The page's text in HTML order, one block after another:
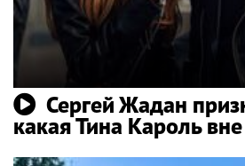
Сергей Жадан
какая Тина Кароль